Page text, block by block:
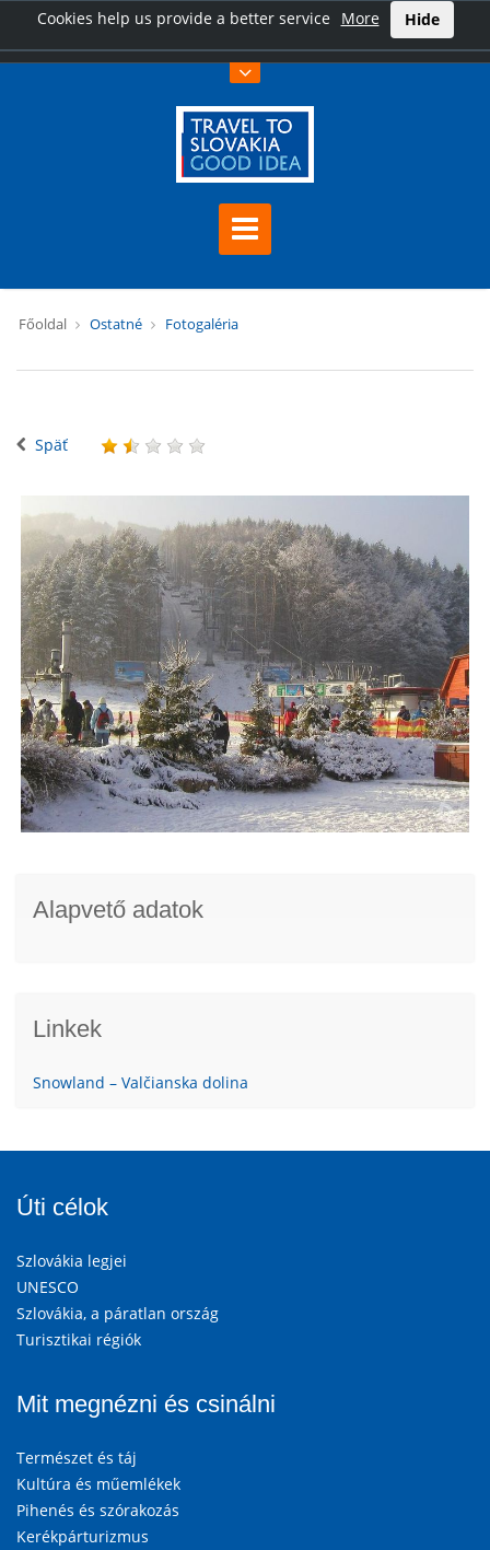
Cookies help us provide a better service More Hide
Főoldal Ostatné Fotogaléria
Späť
Alapvető adatok
Linkek
Snowland – Valčianska dolina
Úti célok
Szlovákia legjei
UNESCO
Szlovákia, a páratlan ország
Turisztikai régiók
Mit megnézni és csinálni
Természet és táj
Kultúra és műemlékek
Pihenés és szórakozás
Kerékpárturizmus